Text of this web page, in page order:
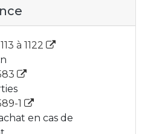
à 1122
1
en cas de